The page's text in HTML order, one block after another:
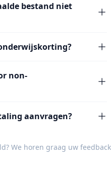
bestand niet
non-
aanvragen?
We horen graag uw feedback